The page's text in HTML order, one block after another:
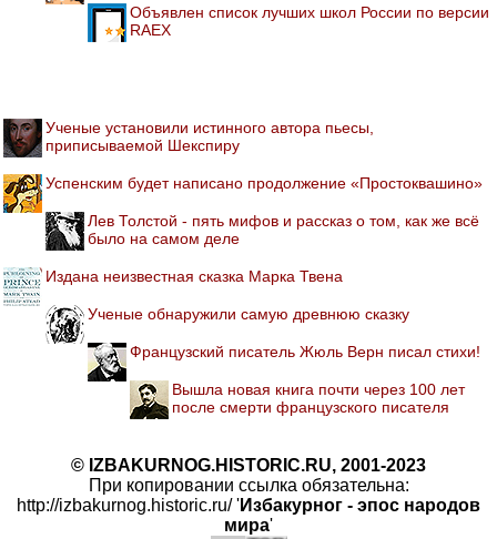
Объявлен список лучших школ России по версии
RAEX
Ученые установили истинного автора пьесы,
приписываемой Шекспиру
Успенским будет написано продолжение «Простоквашино»
Лев Толстой - пять мифов и рассказ о том, как же всё
было на самом деле
Издана неизвестная сказка Марка Твена
Ученые обнаружили самую древнюю сказку
Французский писатель Жюль Верн писал стихи!
Вышла новая книга почти через 100 лет
после смерти французского писателя
© IZBAKURNOG.HISTORIC.RU, 2001-2023
При копировании ссылка обязательна:
http://izbakurnog.historic.ru/ 'Избакурног - эпос народов
мира'